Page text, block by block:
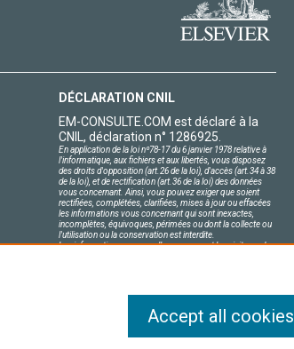
DÉCLARATION CNIL
EM-CONSULTE.COM est déclaré à la
CNIL, déclaration n° 1286925.
En application de la loi nº78-17 du 6 janvier 1978 relative à
l'informatique, aux fichiers et aux libertés, vous disposez
des droits d'opposition (art.26 de la loi), d'accès (art.34 à 38
de la loi), et de rectification (art.36 de la loi) des données
vous concernant. Ainsi, vous pouvez exiger que soient
rectifiées, complétées, clarifiées, mises à jour ou effacées
les informations vous concernant qui sont inexactes,
incomplètes, équivoques, périmées ou dont la collecte ou
l'utilisation ou la conservation est interdite.
Les informations personnelles concernant les visiteurs de
Accept all cookies